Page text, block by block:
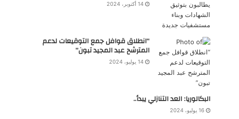
14 أكتوبر، 2024
“انطلاق قوافل جمع التوقيعات لدعم
المترشح عبد المجيد تبون”
14 يوليو، 2024
البكالوريا: العد التنازلي يبدأ..
16 يوليو، 2024